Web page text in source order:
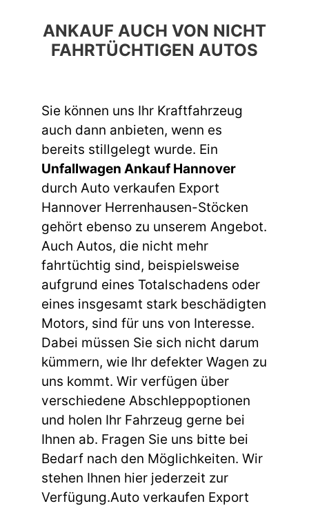
ANKAUF AUCH VON NICHT
FAHRTÜCHTIGEN AUTOS
Sie können uns Ihr Kraftfahrzeug
auch dann anbieten, wenn es
bereits stillgelegt wurde. Ein
Unfallwagen Ankauf Hannover
durch Auto verkaufen Export
Hannover Herrenhausen-Stöcken
gehört ebenso zu unserem Angebot.
Auch Autos, die nicht mehr
fahrtüchtig sind, beispielsweise
aufgrund eines Totalschadens oder
eines insgesamt stark beschädigten
Motors, sind für uns von Interesse.
Dabei müssen Sie sich nicht darum
kümmern, wie Ihr defekter Wagen zu
uns kommt. Wir verfügen über
verschiedene Abschleppoptionen
und holen Ihr Fahrzeug gerne bei
Ihnen ab. Fragen Sie uns bitte bei
Bedarf nach den Möglichkeiten. Wir
stehen Ihnen hier jederzeit zur
Verfügung.Auto verkaufen Export